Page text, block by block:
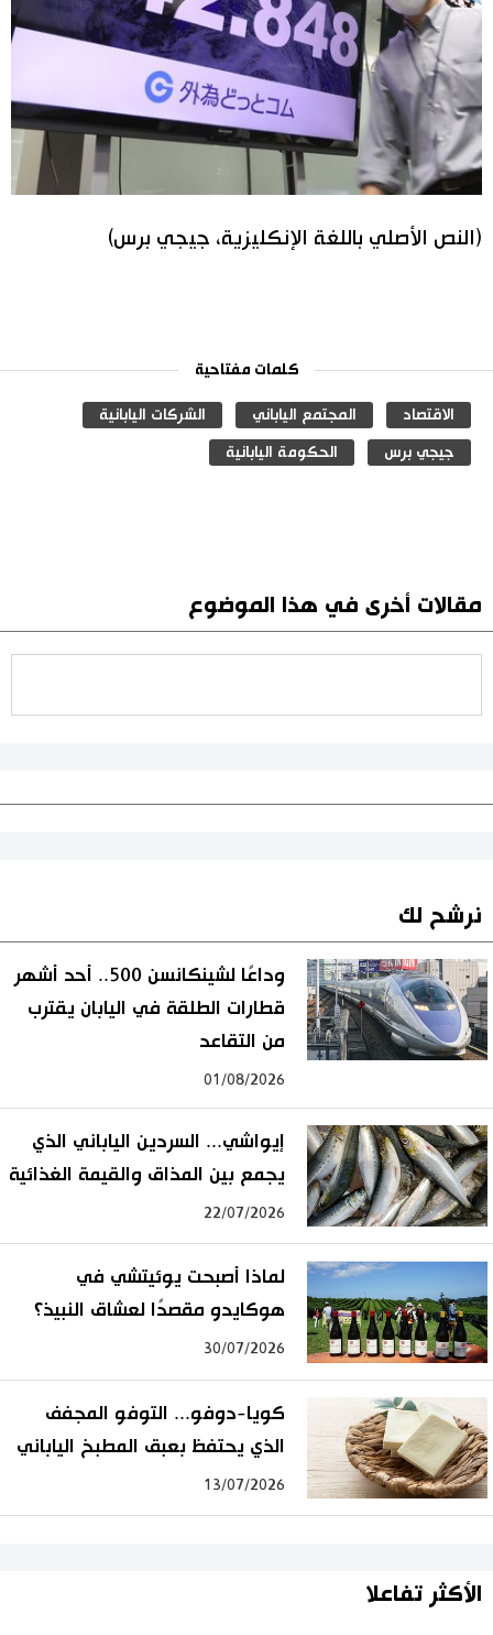
(النص الأصلي باللغة الإنكليزية، جيجي برس)
كلمات مفتاحية
الاقتصاد المجتمع الياباني الشركات اليابانية
جيجي برس الحكومة اليابانية
مقالات أخرى في هذا الموضوع
نرشح لك
وداعًا لشينكانسن 500.. أحد أشهر
قطارات الطلقة في اليابان يقترب
من التقاعد
01/08/2026
إيواشي... السردين الياباني الذي
يجمع بين المذاق والقيمة الغذائية
22/07/2026
لماذا أصبحت يوئيتشي في
هوكايدو مقصدًا لعشاق النبيذ؟
30/07/2026
كويا-دوفو... التوفو المجفف
الذي يحتفظ بعبق المطبخ الياباني
13/07/2026
الأكثر تفاعلا